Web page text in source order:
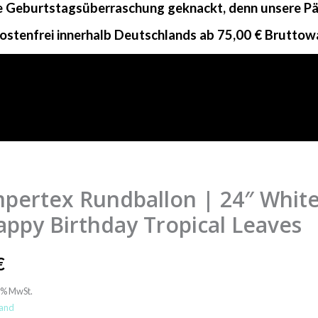
Geburtstagsüberraschung geknackt, denn unsere
innerhalb Deutschlands ab 75,00 €
Rundballon | 24″
Birthday Tropical Leaves
MwSt.